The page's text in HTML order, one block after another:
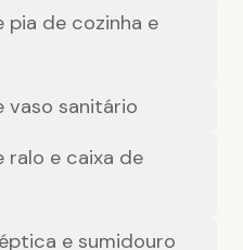
de cozinha e
vaso sanitário
ralo e caixa de
e sumidouro